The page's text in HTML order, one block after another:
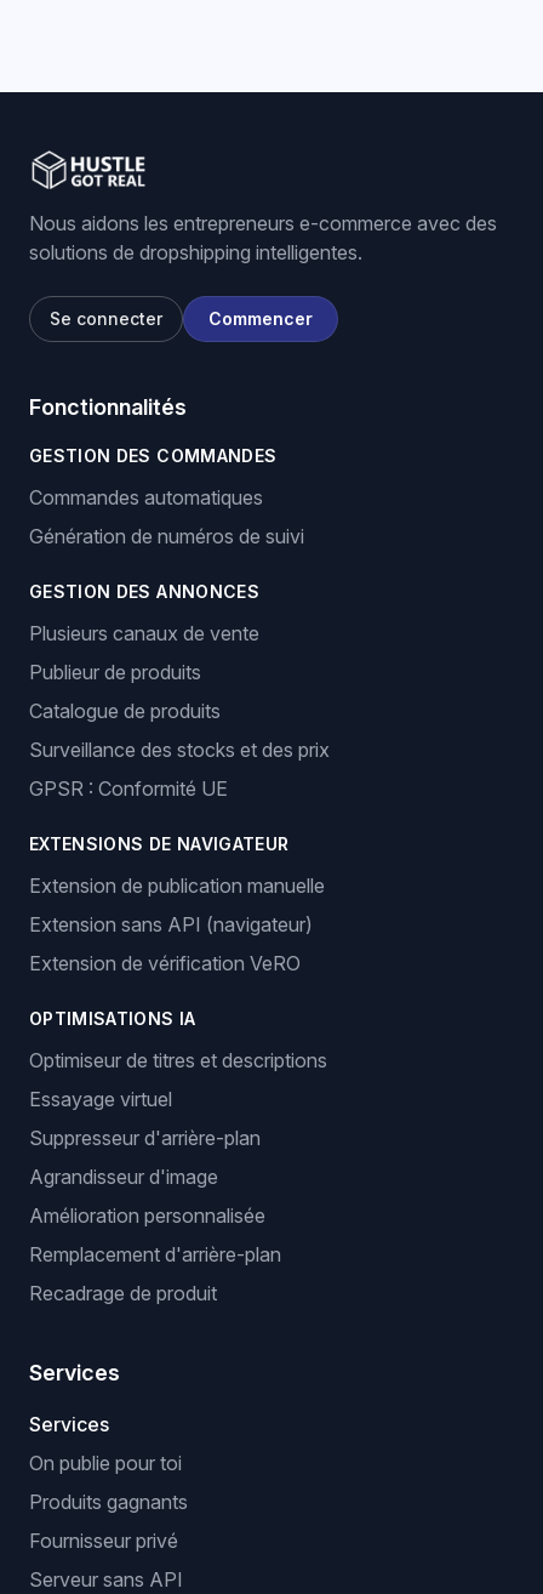
Nous aidons les entrepreneurs e-commerce avec des
solutions de dropshipping intelligentes.
Se connecter Commencer
Fonctionnalités
GESTION DES COMMANDES
Commandes automatiques
Génération de numéros de suivi
GESTION DES ANNONCES
Plusieurs canaux de vente
Publieur de produits
Catalogue de produits
Surveillance des stocks et des prix
GPSR : Conformité UE
EXTENSIONS DE NAVIGATEUR
Extension de publication manuelle
Extension sans API (navigateur)
Extension de vérification VeRO
OPTIMISATIONS IA
Optimiseur de titres et descriptions
Essayage virtuel
Suppresseur d'arrière-plan
Agrandisseur d'image
Amélioration personnalisée
Remplacement d'arrière-plan
Recadrage de produit
Services
Services
On publie pour toi
Produits gagnants
Fournisseur privé
Serveur sans API